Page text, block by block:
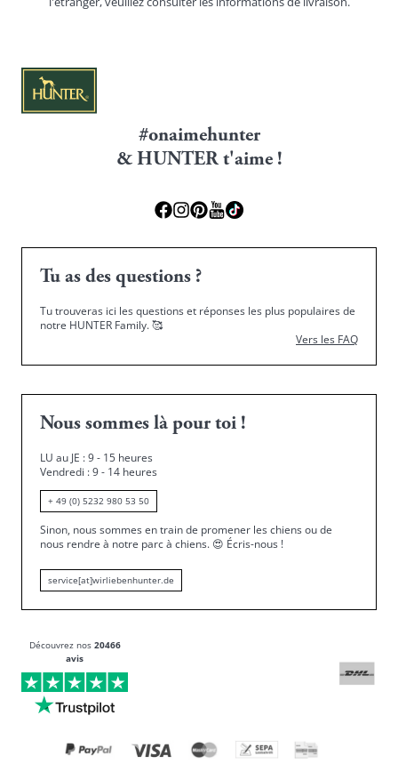
#onaimehunter
& HUNTER t'aime !
Tu as des questions ?
Tu trouveras ici les questions et réponses les plus populaires de
notre HUNTER Family.🥰
Vers les FAQ
Nous sommes là pour toi !
LU au JE : 9 - 15 heures
Vendredi : 9 - 14 heures
+ 49 (0) 5232 980 53 50
Sinon, nous sommes en train de promener les chiens ou de
nous rendre à notre parc à chiens. 😍 Écris-nous !
service[at]wirliebenhunter.de
Découvrez nos 20466
avis